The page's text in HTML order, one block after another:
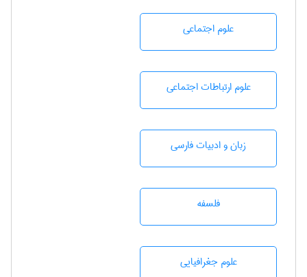
علوم اجتماعی
علوم ارتباطات اجتماعی
زبان و ادبيات فارسی
فلسفه
علوم جغرافيايی